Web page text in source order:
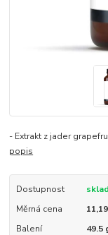
- Extrakt z jader
popis
Dostupnost
Měrná cena
Balení
49.5